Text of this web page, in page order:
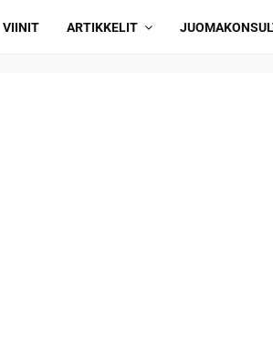
VIINIT ARTIKKELIT